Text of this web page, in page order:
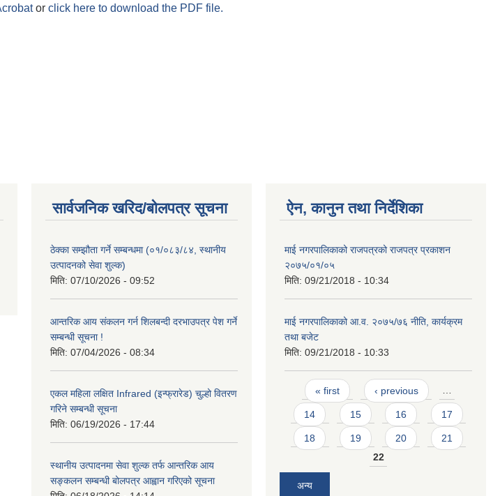
or click here to download the PDF file.
सार्वजनिक खरिद/बोलपत्र सूचना
ठेक्का सम्झौता गर्ने सम्बन्धमा (०१/०८३/८४, स्थानीय
उत्पादनको सेवा शुल्क)
मिति: 07/10/2026 - 09:52
आन्तरिक आय संकलन गर्न शिलबन्दी दरभाउपत्र पेश गर्ने
सम्बन्धी सूचना !
मिति: 07/04/2026 - 08:34
एकल महिला लक्षित Infrared (इन्फ्रारेड) चुल्हो वितरण
गरिने सम्बन्धी सूचना
मिति: 06/19/2026 - 17:44
स्थानीय उत्पादनमा सेवा शुल्क तर्फ आन्तरिक आय
सङ्कलन सम्बन्धी बोलपत्र आह्वान गरिएको सूचना
ऐन, कानुन तथा निर्देशिका
माई नगरपालिकाको राजपत्रको राजपत्र प्रकाशन
२०७५/०१/०५
मिति: 09/21/2018 - 10:34
माई नगरपालिकाको आ.व. २०७५/७६ नीति, कार्यक्रम
तथा बजेट
मिति: 09/21/2018 - 10:33
Pages
« first ‹ previous …
14 15 16 17
18 19 20
21
22
अन्य